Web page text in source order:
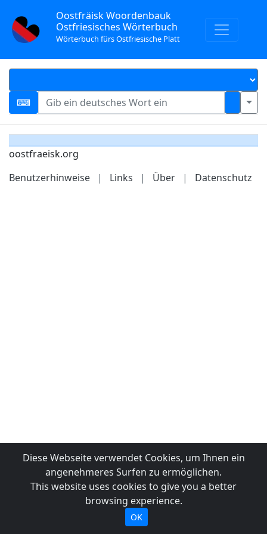
Oostfräisk Woordenbauk
Ostfriesisches Wörterbuch
Wörterbuch fürs Ostfriesische Platt
oostfraeisk.org
Benutzerhinweise
| Links | Über | Datenschutz
Diese Webseite verwendet Cookies, um Ihnen ein
angenehmeres Surfen zu ermöglichen.
This website uses cookies to give you a better
browsing experience.
OK